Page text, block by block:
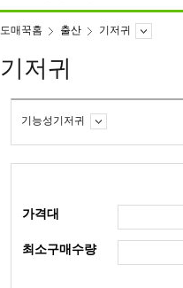
도매꾹홈 출산 기저귀
기저귀
기능성기저귀
가격대
최소구매수량